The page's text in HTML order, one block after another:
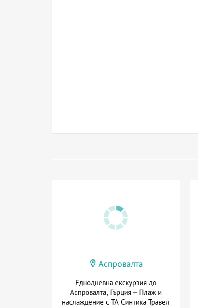
Аспровалта
Еднодневна екскурзия до
Аспровалта, Гърция – Плаж и
наслаждение с ТА Синтика Травел